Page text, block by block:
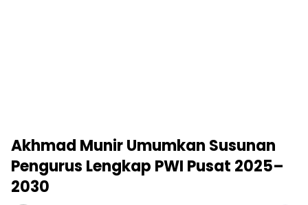
Akhmad Munir Umumkan Susunan
Pengurus Lengkap PWI Pusat 2025–
2030